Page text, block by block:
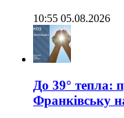
10:55 05.08.2026
До 39° тепла:
Франківську